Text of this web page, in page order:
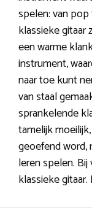
spelen: van
klassieke gitaar
een warme
instrument,
naar toe kunt
van staal
sprankelende
tamelijk
geoefend word,
leren spelen.
klassieke